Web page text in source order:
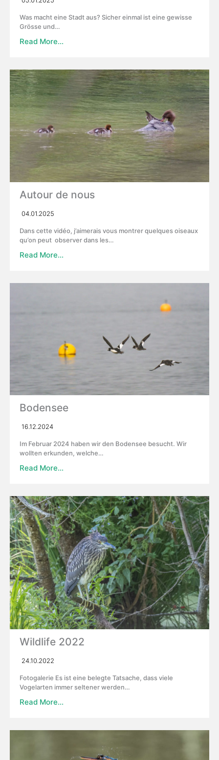
Was macht eine Stadt aus? Sicher einmal ist eine gewisse
Grösse und…
Read More…
Autour de nous
04.01.2025
Dans cette vidéo, j’aimerais vous montrer quelques oiseaux
qu’on peut observer dans les…
Read More…
Bodensee
16.12.2024
Im Februar 2024 haben wir den Bodensee besucht. Wir
wollten erkunden, welche…
Read More…
Wildlife 2022
24.10.2022
Fotogalerie Es ist eine belegte Tatsache, dass viele
Vogelarten immer seltener werden…
Read More…